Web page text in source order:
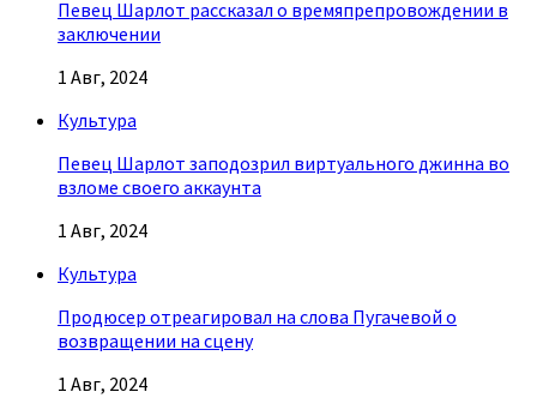
Певец Шарлот рассказал о времяпрепровождении в
заключении
1 Авг, 2024
Культура
Певец Шарлот заподозрил виртуального джинна во
взломе своего аккаунта
1 Авг, 2024
Культура
Продюсер отреагировал на слова Пугачевой о
возвращении на сцену
1 Авг, 2024